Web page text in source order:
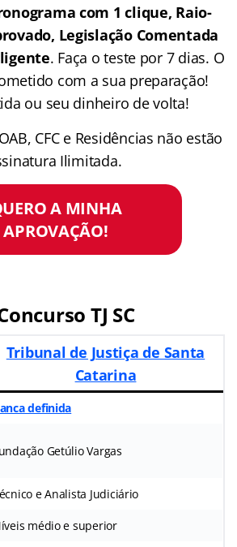
com 1 clique, Raio-
Legislação Comentada
. Faça o teste por 7 dias. O
com a sua preparação!
ou seu dinheiro de volta!
CFC e Residências não estão
Ilimitada.
A MINHA
APROVAÇÃO!
TJ SC
Tribunal de Justiça de Santa
Catarina
definida
Getúlio Vargas
e Analista Judiciário
médio e superior